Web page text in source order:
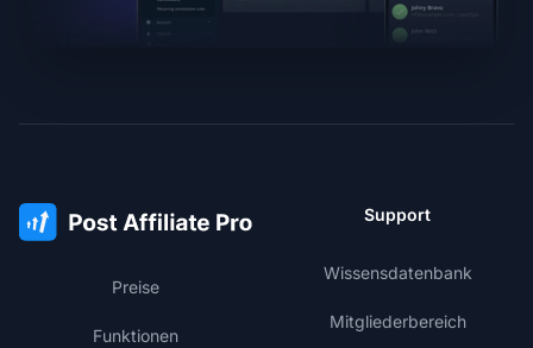
Preise
Funktionen
Support
Wissensdatenbank
Mitgliederbereich